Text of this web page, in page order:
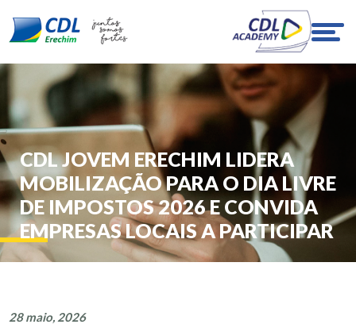
CDL JOVEM ERECHIM LIDERA
MOBILIZAÇÃO PARA O DIA LIVRE
DE IMPOSTOS 2026 E CONVIDA
EMPRESAS LOCAIS A PARTICIPAR
28 maio, 2026